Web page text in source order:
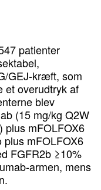
patienter
GEJ-kræft, som
et overudtryk af
blev
(15 mg/kg Q2W
plus mFOLFOX6
mFOLFOX6
FGFR2b ≥10%
armen, mens